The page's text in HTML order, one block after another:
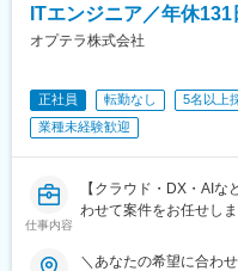
ITエンジニア／年休
オプテラ株式会社
正社員 転勤なし 5名以上
業種未経験歓迎
仕事内容
【クラウド・DX・AI
わせて案件をお任せしま
＼あなたの希望に合わ